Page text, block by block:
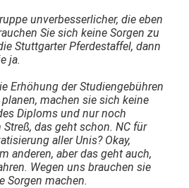
unverbesserlicher, die eben
Sie sich keine Sorgen zu
Stuttgarter Pferdestaffel, dann
ja.
Erhöhung der Studiengebühren
machen sie sich keine
Diploms und nur noch
das geht schon. NC für
aller Unis? Okay,
anderen, aber das geht auch,
Wegen uns brauchen sie
Sorgen machen.